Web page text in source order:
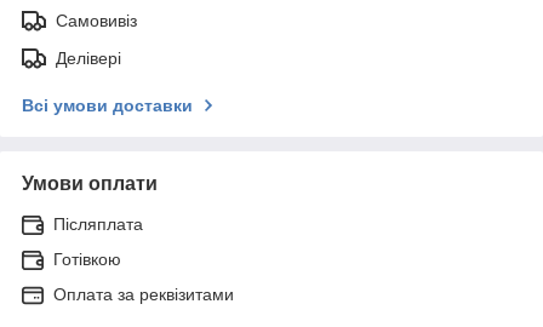
Самовивіз
Делівері
Всі умови доставки
Умови оплати
Післяплата
Готівкою
Оплата за реквізитами